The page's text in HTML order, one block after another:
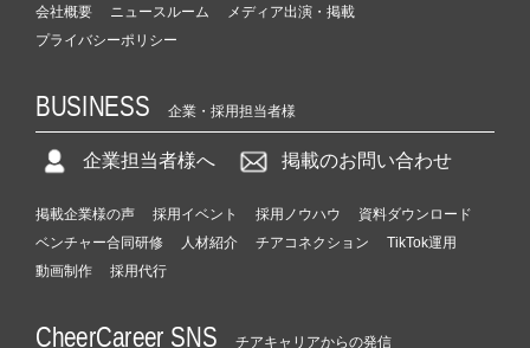
会社概要 ニュースルーム
メディア出演・掲載
プライバシーポリシー
BUSINESS 企業・採用担当者様
企業担当者様へ 掲載のお問い合わせ
掲載企業様の声 採用イベント 採用ノウハウ
資料ダウンロード
ベンチャー合同研修
人材紹介 チアコネクション
TikTok運用
動画制作
採用代行
CheerCareer SNS チアキャリアからの発信